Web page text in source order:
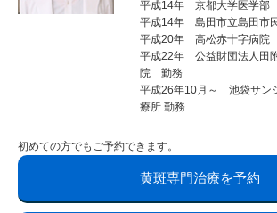
平成14年 京都大学医学部
平成14年 島田市立島田市
平成20年 高松赤十字病院
平成22年 公益財団法人田
院 勤務
平成26年10月～ 池袋サン
療所 勤務
初めての方でもご予約できます。
黄斑専門治療を予約